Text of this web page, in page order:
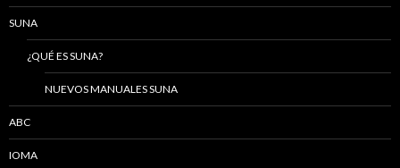
SUNA
¿QUÉ ES SUNA?
NUEVOS MANUALES SUNA
ABC
IOMA